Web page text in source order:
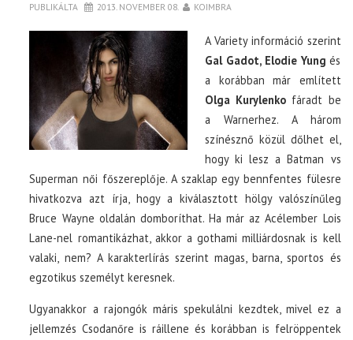
PUBLIKÁLTA 2013. NOVEMBER 08. KOIMBRA
A Variety információ szerint
Gal Gadot, Elodie Yung és
a korábban már említett
Olga Kurylenko fáradt be
a Warnerhez. A három
színésznő közül dőlhet el,
hogy ki lesz a Batman vs
Superman női főszereplője. A szaklap egy bennfentes fülesre
hivatkozva azt írja, hogy a kiválasztott hölgy valószínűleg
Bruce Wayne oldalán domboríthat. Ha már az Acélember Lois
Lane-nel romantikázhat, akkor a gothami milliárdosnak is kell
valaki, nem? A karakterlírás szerint magas, barna, sportos és
egzotikus személyt keresnek.
Ugyanakkor a rajongók máris spekulálni kezdtek, mivel ez a
jellemzés Csodanőre is ráillene és korábban is felröppentek